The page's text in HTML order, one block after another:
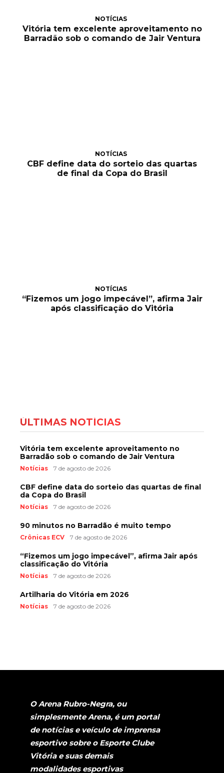
NOTÍCIAS
Vitória tem excelente aproveitamento no
Barradão sob o comando de Jair Ventura
NOTÍCIAS
CBF define data do sorteio das quartas
de final da Copa do Brasil
NOTÍCIAS
“Fizemos um jogo impecável”, afirma Jair
após classificação do Vitória
ÚLTIMAS NOTÍCIAS
Vitória tem excelente aproveitamento no
Barradão sob o comando de Jair Ventura
Notícias 7 de agosto de 2026
CBF define data do sorteio das quartas de final
da Copa do Brasil
Notícias 7 de agosto de 2026
90 minutos no Barradão é muito tempo
Crônicas ECV 7 de agosto de 2026
“Fizemos um jogo impecável”, afirma Jair após
classificação do Vitória
Notícias 7 de agosto de 2026
Artilharia do Vitória em 2026
Notícias 7 de agosto de 2026
O Arena Rubro-Negra, ou
simplesmente Arena, é um portal
de notícias e veículo de imprensa
esportivo sobre o Esporte Clube
Vitória e suas demais
modalidades esportivas